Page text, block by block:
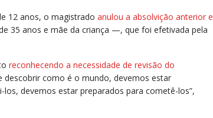
12 anos, o magistradoanulou a absolvição anterior e
35 anos e mãe da criança —, que foi efetivada pela
reconhecendo a necessidade de revisão do
descobrir como é o mundo, devemos estar
devemos estar preparados para cometê-los”,